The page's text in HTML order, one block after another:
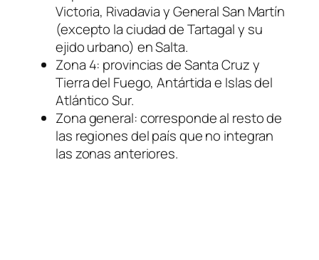
Victoria, Rivadavia y General San Martín
(excepto la ciudad de Tartagal y su
ejido urbano) en Salta.
Zona 4: provincias de Santa Cruz y
Tierra del Fuego, Antártida e Islas del
Atlántico Sur.
Zona general: corresponde al resto de
las regiones del país que no integran
las zonas anteriores.